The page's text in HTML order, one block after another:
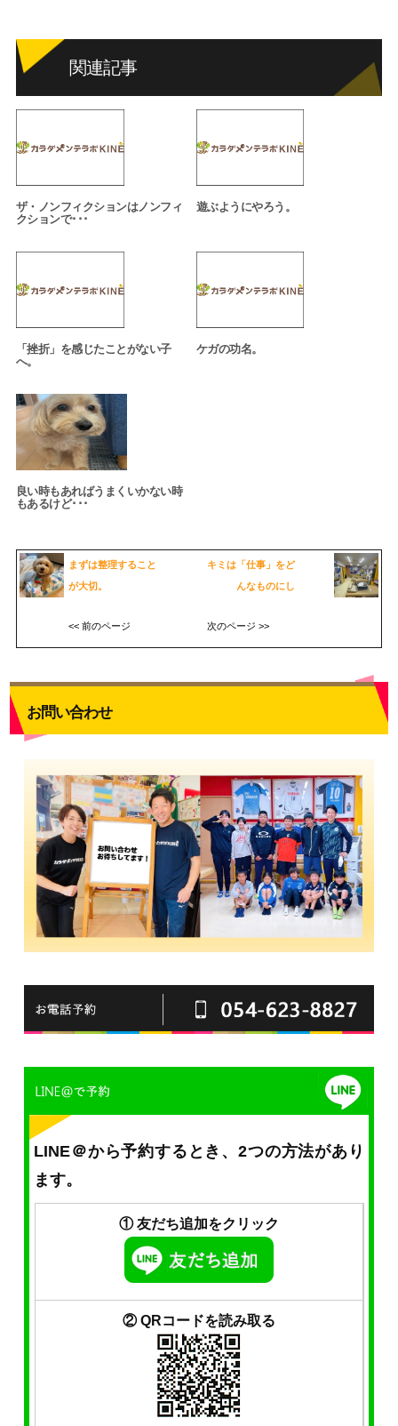
関連記事
ザ・ノンフィクションはノンフィ
クションで･･･
遊ぶようにやろう。
「挫折」を感じたことがない子
へ。
ケガの功名。
良い時もあればうまくいかない時
もあるけど･･･
まずは整理すること
が大切。
<< 前のページ
キミは「仕事」をど
んなものにし
次のページ >>
お問い合わせ
LINE＠から予約するとき、2つの方法があり
ます。
① 友だち追加をクリック
② QRコードを読み取る